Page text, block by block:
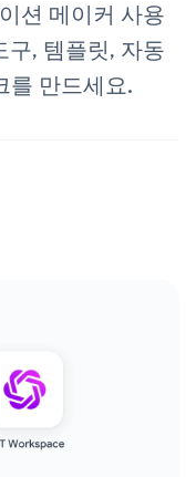
션 메이커 사용
구, 템플릿, 자동
를 만드세요.